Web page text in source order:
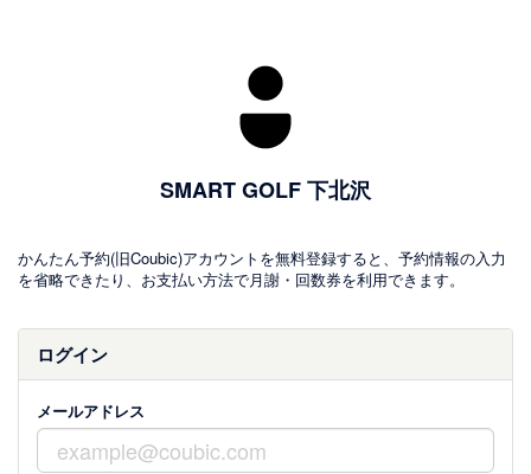
SMART GOLF 下北沢
かんたん予約(旧Coubic)アカウントを無料登録すると、予約情報の入力
を省略できたり、お支払い方法で月謝・回数券を利用できます。
ログイン
メールアドレス